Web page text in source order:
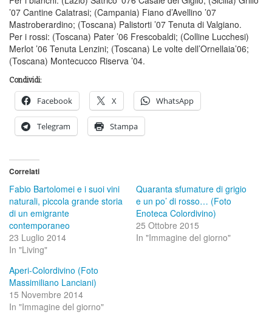
’07 Cantine Calatrasi; (Campania) Fiano d’Avellino ’07
Mastroberardino; (Toscana) Palistorti ’07 Tenuta di Valgiano.
Per i rossi: (Toscana) Pater ’06 Frescobaldi; (Colline Lucchesi)
Merlot ’06 Tenuta Lenzini; (Toscana) Le volte dell’Ornellaia’06;
(Toscana) Montecucco Riserva ’04.
Condividi:
Facebook X WhatsApp
Telegram Stampa
Correlati
Fabio Bartolomei e i suoi vini
naturali, piccola grande storia
di un emigrante
contemporaneo
23 Luglio 2014
In "Living"
Quaranta sfumature di grigio
e un po’ di rosso… (Foto
Enoteca Colordivino)
25 Ottobre 2015
In "Immagine del giorno"
Aperi-Colordivino (Foto
Massimiliano Lanciani)
15 Novembre 2014
In "Immagine del giorno"